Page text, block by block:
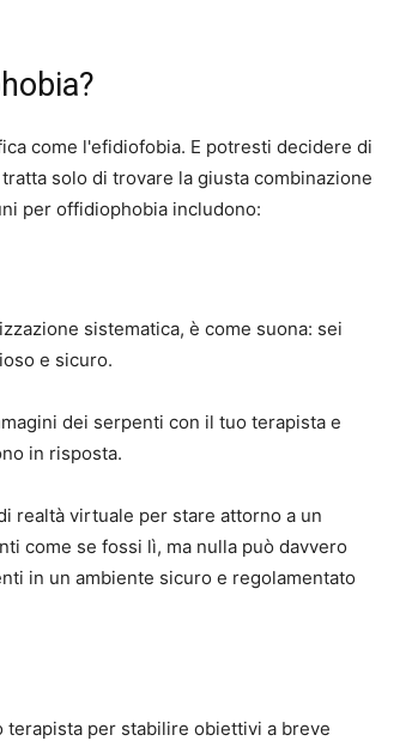
come l'efidiofobia. E potresti decidere di
solo di trovare la giusta combinazione
per offidiophobia includono:
sistematica, è come suona: sei
e sicuro.
dei serpenti con il tuo terapista e
in risposta.
realtà virtuale per stare attorno a un
come se fossi lì, ma nulla può davvero
in un ambiente sicuro e regolamentato
per stabilire obiettivi a breve